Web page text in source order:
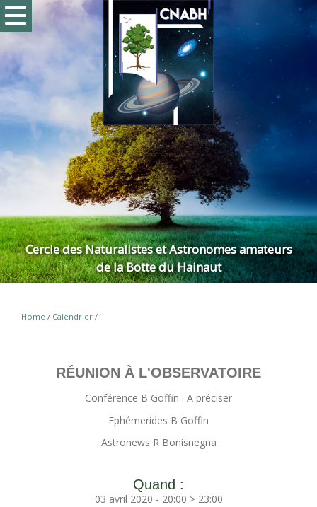
Cercle des Naturalistes et Astronomes amateurs
de la Botte du Hainaut
Home / Calendrier /
RÉUNION À L'OBSERVATOIRE
Conférence B Goffin : A préciser
Ephémerides B Goffin
Astronews R Bonisnegna
Quand :
03 avril 2020 - 20:00 > 23:00